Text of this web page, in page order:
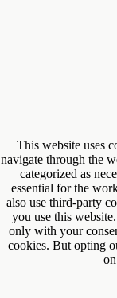
This website uses
navigate through the
categorized as
essential for the
also use third-party
you use this
only with your
cookies. But opting